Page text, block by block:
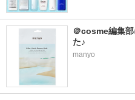
＠cosme編集
た♪
manyo